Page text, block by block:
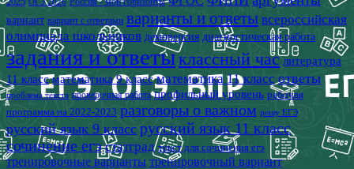
вариант вариант с ответами варианты и ответы всероссийская
олимпиада школьников демоверсия диагностическая работа
задания и ответыклассный час литература
11 класс математика 9 класс математика 11 класс ответы
проблема текста проверочная работа профильный уровень рабочая
программа на 2022-2023 разговоры о важном решу ЕГЭ
русский язык 9 класс русский язык 11 класс
сочинение егэ статград текст для сочинения егэ
тренировочные варианты тренировочный вариант